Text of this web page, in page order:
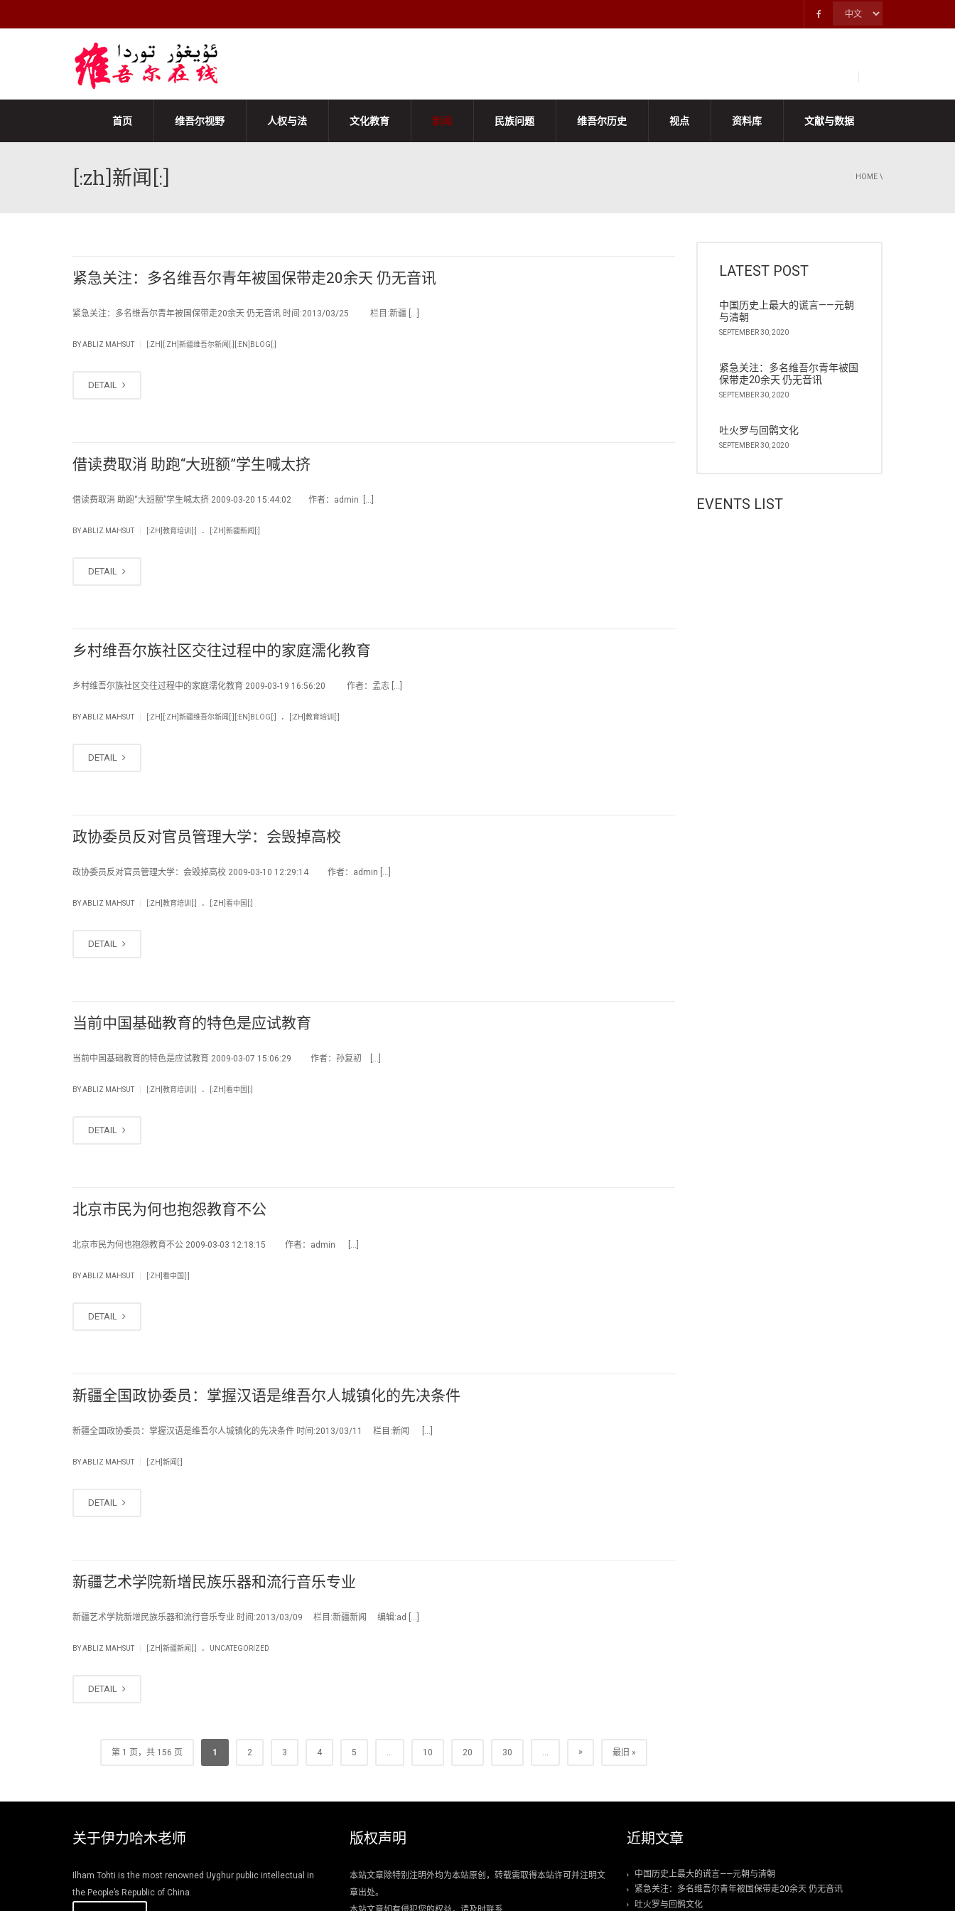
首页 维吾尔视野 人权与法 文化教育 新闻 民族问题 维吾尔历史 视点 资料库 文献与数据
[:zh]新闻[:] HOME \
紧急关注：多名维吾尔青年被国保带走20余天 仍无音讯
紧急关注：多名维吾尔青年被国保带走20余天 仍无音讯 时间:2013/03/25 栏目:新疆 […]
BYABLIZ MAHSUT [:ZH][:ZH]新疆维吾尔新闻[:][:EN]BLOG[:]
DETAIL
借读费取消 助跑“大班额”学生喊太挤
借读费取消 助跑“大班额”学生喊太挤 2009-03-20 15:44:02 作者：admin […]
BYABLIZ MAHSUT [:ZH]教育培训[:] . [:ZH]新疆新闻[:]
DETAIL
乡村维吾尔族社区交往过程中的家庭濡化教育
乡村维吾尔族社区交往过程中的家庭濡化教育 2009-03-19 16:56:20 作者：孟志 […]
BYABLIZ MAHSUT [:ZH][:ZH]新疆维吾尔新闻[:][:EN]BLOG[:] . [:ZH]教育培训[:]
DETAIL
政协委员反对官员管理大学：会毁掉高校
政协委员反对官员管理大学：会毁掉高校 2009-03-10 12:29:14 作者：admin […]
BYABLIZ MAHSUT [:ZH]教育培训[:] . [:ZH]看中国[:]
DETAIL
当前中国基础教育的特色是应试教育
当前中国基础教育的特色是应试教育 2009-03-07 15:06:29 作者：孙复初 […]
BYABLIZ MAHSUT [:ZH]教育培训[:] . [:ZH]看中国[:]
DETAIL
北京市民为何也抱怨教育不公
北京市民为何也抱怨教育不公 2009-03-03 12:18:15 作者：admin […]
BYABLIZ MAHSUT [:ZH]看中国[:]
DETAIL
新疆全国政协委员：掌握汉语是维吾尔人城镇化的先决条件
新疆全国政协委员：掌握汉语是维吾尔人城镇化的先决条件 时间:2013/03/11 栏目:新闻 […]
BYABLIZ MAHSUT [:ZH]新闻[:]
DETAIL
新疆艺术学院新增民族乐器和流行音乐专业
新疆艺术学院新增民族乐器和流行音乐专业 时间:2013/03/09 栏目:新疆新闻 编辑:ad […]
BYABLIZ MAHSUT [:ZH]新疆新闻[:] . UNCATEGORIZED
DETAIL
第 1 页，共 156 页 1 2 3 4 5 ... 10 20 30 ... » 最旧 »
LATEST POST
中国历史上最大的谎言——元朝
与清朝
SEPTEMBER 30, 2020
紧急关注：多名维吾尔青年被国
保带走20余天 仍无音讯
SEPTEMBER 30, 2020
吐火罗与回鹘文化
SEPTEMBER 30, 2020
EVENTS LIST
关于伊力哈木老师
Ilham Tohti is the most renowned Uyghur public intellectual in
the People’s Republic of China.
版权声明
本站文章除特别注明外均为本站原创，转载需取得本站许可并注明文
章出处。
近期文章
中国历史上最大的谎言——元朝与清朝
紧急关注：多名维吾尔青年被国保带走20余天 仍无音讯
吐火罗与回鹘文化